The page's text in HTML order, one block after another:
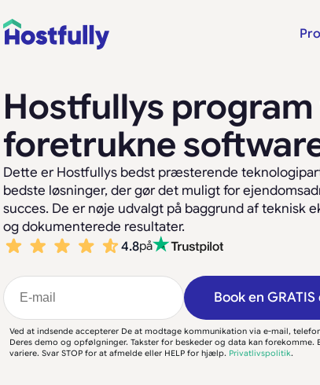
Hostfullys
foretrukne
Dette er Hostfullys bedst præsterende
bedste løsninger, der gør det muligt for
succes. De er nøje udvalgt på baggrund af teknisk
og dokumenterede resultater.
4.8på
Book en
Ved at indsende accepterer De at modtage kommunikation via e-mail,
Deres demo og opfølgninger. Takster for beskeder og data kan forekomme.
variere. Svar STOP for at afmelde eller HELP for hjælp. Privatlivspolitik.